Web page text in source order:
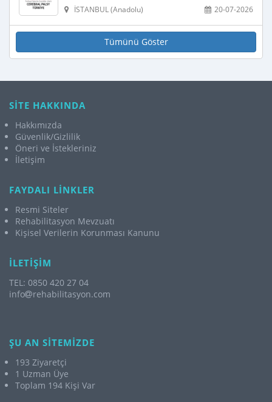
20-07-2026
İSTANBUL (Anadolu)
Tümünü Göster
SİTE HAKKINDA
Hakkımızda
Güvenlik/Gizlilik
Öneri ve İstekleriniz
İletişim
FAYDALI LİNKLER
Resmi Siteler
Rehabilitasyon Mevzuatı
Kişisel Verilerin Korunması Kanunu
İLETİŞİM
TEL: 0850 420 27 04
info
rehabilitasyon.com
ŞU AN SİTEMİZDE
193 Ziyaretçi
1 Uzman Üye
Toplam 194 Kişi Var